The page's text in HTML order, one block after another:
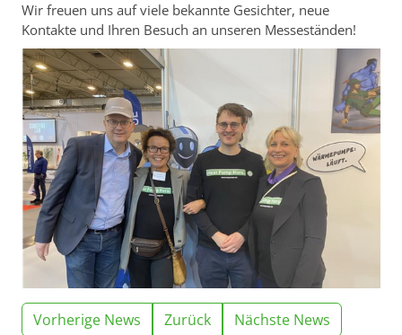
Wir freuen uns auf viele bekannte Gesichter, neue
Kontakte und Ihren Besuch an unseren Messeständen!
Vorherige News Zurück Nächste News